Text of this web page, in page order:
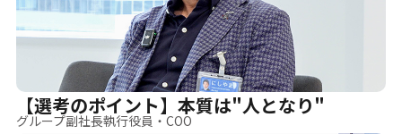
【選考のポイント】本質は"人となり"
グループ副社長執行役員・COO